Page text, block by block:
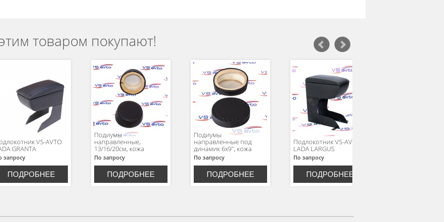
товаром покупают!
VS-AVTO
GRANTA
запросу
ПОДРОБНЕЕ
Подиумы
направленные,
13/16/20см, кожа
По запросу
ПОДРОБНЕЕ
Подиумы
направленные под
динамик 6x9", кожа
По запросу
ПОДРОБНЕЕ
Подлокотник VS-AVTO
LADA LARGUS
По запросу
ПОДРОБНЕЕ